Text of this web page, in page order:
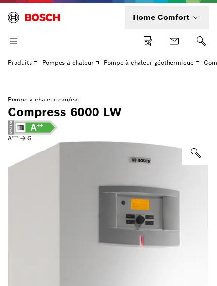
Home Comfort
Produits Pompes à chaleur Pompe à chaleur géothermique
Pompe à chaleur eau/eau
Compress 6000 LW